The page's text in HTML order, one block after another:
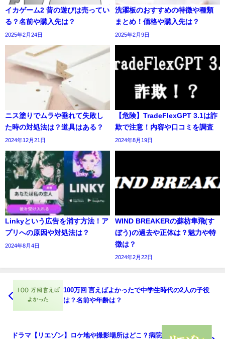
イカゲーム2 昔の遊びは売ってい
る？名前や購入先は？
2025年2月24日
洗濯板のおすすめの特徴や種類
まとめ！価格や購入先は？
2025年2月9日
ニス塗りでムラや垂れて失敗し
た時の対処法は？道具はある？
2024年12月21日
【危険】TradeFlexGPT 3.1は詐
欺で注意！内容や口コミを調査
2024年8月19日
Linkyという広告を消す方法！ア
プリへの原因や対処法は？
2024年8月4日
WIND BREAKERの蘇枋隼飛(す
ぼう)の過去や正体は？魅力や特
徴は？
2024年2月22日
100万回 言えばよかったで中学生時代の2人の子役
は？名前や年齢は？
ドラマ【リエゾン】ロケ地や撮影場所はどこ？病院